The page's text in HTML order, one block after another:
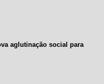
aglutinação social para